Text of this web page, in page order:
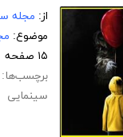
از: مجله
موضوع:
۱۵ صفحه
برچسب‌ها:
سینمایی